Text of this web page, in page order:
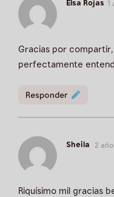
Elsa Rojas 1
Gracias por
perfectamente
Responder
Sheila 2
Riquísimo mil gracias